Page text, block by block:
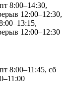
8:00–14:30,
12:00–12:30,
12:00–12:30
8:00–11:45, сб